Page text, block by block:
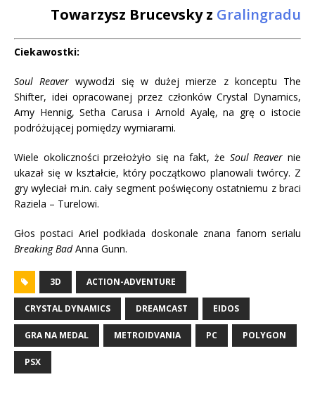
Towarzysz Brucevsky z Gralingradu
Ciekawostki:
Soul Reaver wywodzi się w dużej mierze z konceptu The
Shifter, idei opracowanej przez członków Crystal Dynamics,
Amy Hennig, Setha Carusa i Arnold Ayalę, na grę o istocie
podróżującej pomiędzy wymiarami.
Wiele okoliczności przełożyło się na fakt, że Soul Reaver nie
ukazał się w kształcie, który początkowo planowali twórcy. Z
gry wyleciał m.in. cały segment poświęcony ostatniemu z braci
Raziela – Turelowi.
Głos postaci Ariel podkłada doskonale znana fanom serialu
Breaking BadAnna Gunn.
3D ACTION-ADVENTURE
CRYSTAL DYNAMICS DREAMCAST EIDOS
GRA NA MEDAL METROIDVANIA PC POLYGON
PSX